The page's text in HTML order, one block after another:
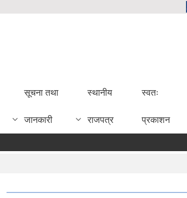
सूचना तथा
जानकारी
स्थानीय
राजपत्र
स्वतः
प्रकाशन